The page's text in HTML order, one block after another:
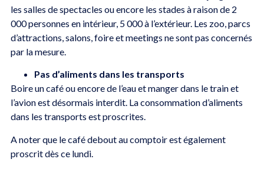
les salles de spectacles ou encore les stades à raison de 2
000 personnes en intérieur, 5 000 à l’extérieur. Les zoo, parcs
d’attractions, salons, foire et meetings ne sont pas concernés
par la mesure.
Pas d’aliments dans les transports
Boire un café ou encore de l’eau et manger dans le train et
l’avion est désormais interdit. La consommation d’aliments
dans les transports est proscrites.
A noter que le café debout au comptoir est également
proscrit dès ce lundi.